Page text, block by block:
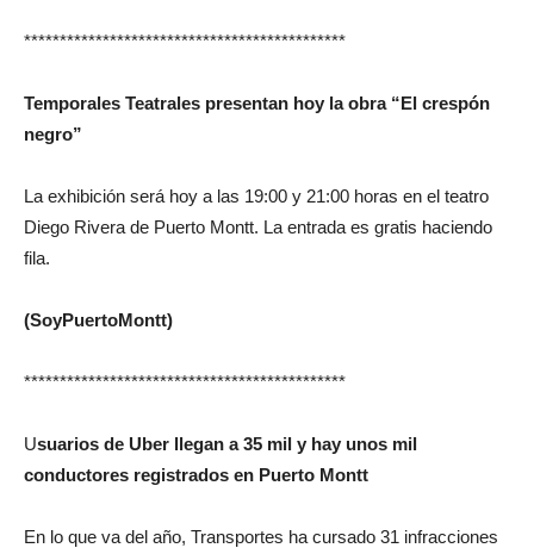
*********************************************
Temporales Teatrales presentan hoy la obra “El crespón
negro”
La exhibición será hoy a las 19:00 y 21:00 horas en el teatro
Diego Rivera de Puerto Montt. La entrada es gratis haciendo
fila.
(SoyPuertoMontt)
*********************************************
Usuarios de Uber llegan a 35 mil y hay unos mil
conductores registrados en Puerto Montt
En lo que va del año, Transportes ha cursado 31 infracciones